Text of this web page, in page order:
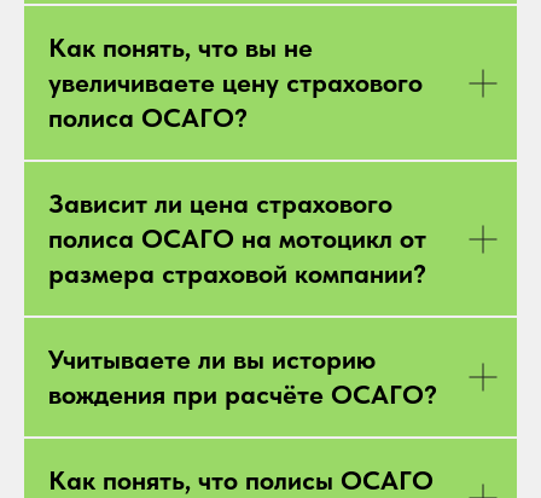
Как понять, что вы не
увеличиваете цену страхового
полиса ОСАГО?
Зависит ли цена страхового
полиса ОСАГО на мотоцикл от
размера страховой компании?
Учитываете ли вы историю
вождения при расчёте ОСАГО?
Как понять, что полисы ОСАГО